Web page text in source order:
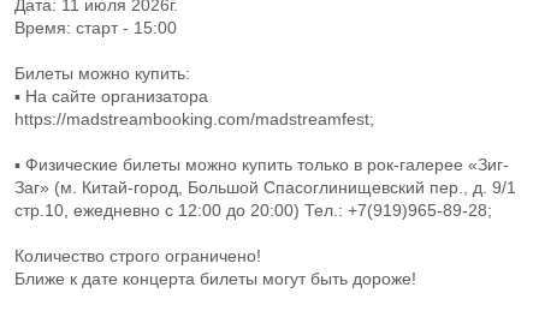
Дата: 11 июля 2026г.
Время: старт - 15:00
Билеты можно купить:
▪ На сайте организатора
https://madstreambooking.com/madstreamfest;
▪ Физические билеты можно купить только в рок-галерее «Зиг-
Заг» (м. Китай-город, Большой Спасоглинищевский пер., д. 9/1
стр.10, ежедневно с 12:00 до 20:00) Тел.: +7(919)965-89-28;
Количество строго ограничено!
Ближе к дате концерта билеты могут быть дороже!